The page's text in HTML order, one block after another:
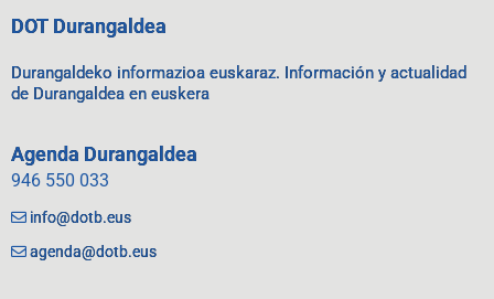
DOT Durangaldea
Durangaldeko informazioa euskaraz. Información y actualidad
de Durangaldea en euskera
Agenda Durangaldea
946 550 033
info@dotb.eus
agenda@dotb.eus